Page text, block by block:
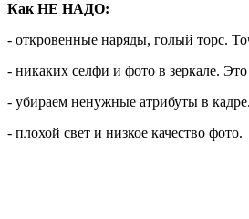
Как НЕ НАДО:
- откровенные наряды, голый торс.
- никаких селфи и фото в зеркале.
- убираем ненужные атрибуты в
- плохой свет и низкое качество фото.